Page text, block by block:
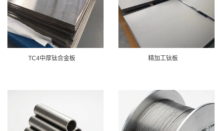
TC4中厚钛合金板 精加工钛板